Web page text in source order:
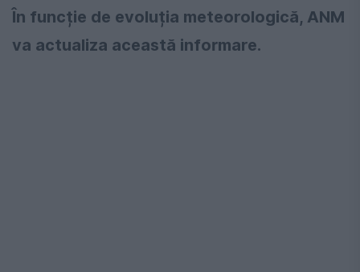
În funcție de evoluția meteorologică, ANM
va actualiza această informare.